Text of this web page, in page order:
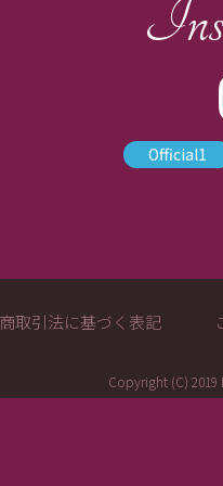
Official1
取引法に基づく表記
Copyright (C) 2019